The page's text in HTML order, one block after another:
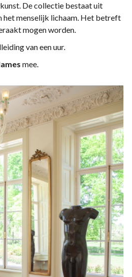
De collectie bestaat uit
het menselijk lichaam. Het betreft
mogen worden.
van een uur.
mee.